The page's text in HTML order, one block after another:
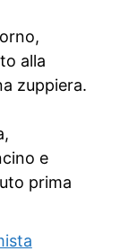
alla
zuppiera.
e
prima